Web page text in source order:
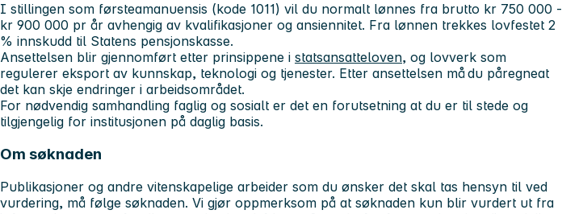
I stillingen som førsteamanuensis (kode 1011) vil du normalt lønnes fra brutto kr 750 000 -
kr 900 000 pr år avhengig av kvalifikasjoner og ansiennitet. Fra lønnen trekkes lovfestet 2
% innskudd til Statens pensjonskasse.
Ansettelsen blir gjennomført etter prinsippene i statsansatteloven, og lovverk som
regulerer eksport av kunnskap, teknologi og tjenester. Etter ansettelsen må du påregneat
det kan skje endringer i arbeidsområdet.
For nødvendig samhandling faglig og sosialt er det en forutsetning at du er til stede og
tilgjengelig for institusjonen på daglig basis.
Om søknaden
Publikasjoner og andre vitenskapelige arbeider som du ønsker det skal tas hensyn til ved
vurdering, må følge søknaden. Vi gjør oppmerksom på at søknaden kun blir vurdert ut fra